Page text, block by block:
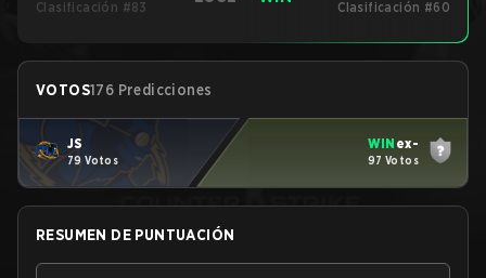
Clasificación #83 Clasificación #60
VOTOS176 Predicciones
JS
79 Votos
WIN ex-
97 Votos
RESUMEN DE PUNTUACIÓN